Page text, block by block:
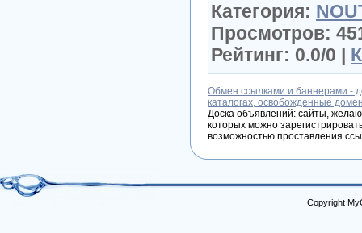
Категория:
Просмотров:
Рейтинг: 0.0/0 |
Обмен ссылками и баннерами -
каталогах, освобожденные
Доска объявлений: сайты,
которых можно
возможностью проставления
Copyright